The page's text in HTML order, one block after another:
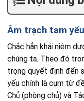
Âm trạch tam
Chắc hẳn khái niệm
chúng ta. Theo đó
trọng quyết định đến
yếu chính là cụm từ
Chủ (phòng chủ) và